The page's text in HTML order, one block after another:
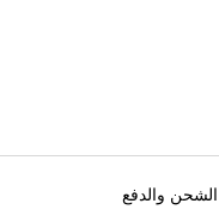
الشحن والدفع